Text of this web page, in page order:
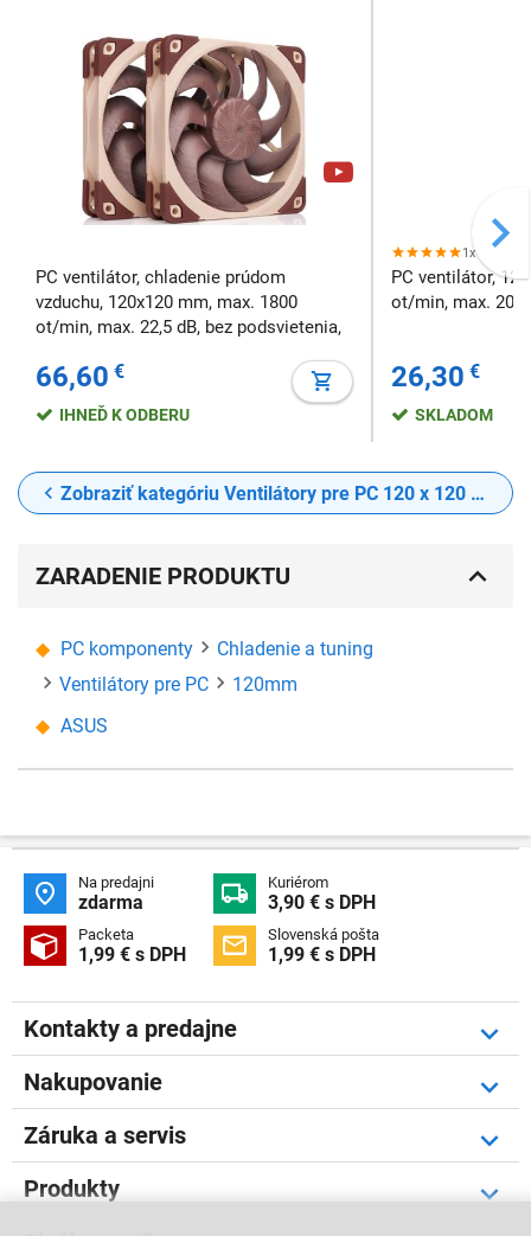
PC ventilátor, chladenie prúdom
vzduchu, 120x120 mm, max. 1800
ot/min, max. 22,5 dB, bez podsvietenia,
66,60 €
IHNEĎ K ODBERU
1x
PC ventilátor,
ot/min, max. 20
26,30 €
SKLADOM
Zobraziť kategóriu Ventilátory pre PC 120 x 120 mm
ZARADENIE PRODUKTU
PC komponenty
Chladenie a tuning
Ventilátory pre PC
120mm
ASUS
 Na predajni
zdarma  Kuriérom
3,90 € s DPH
 Packeta
1,99 € s DPH  Slovenská pošta
1,99 € s DPH
Kontakty a predajne
Nakupovanie
Záruka a servis
Produkty